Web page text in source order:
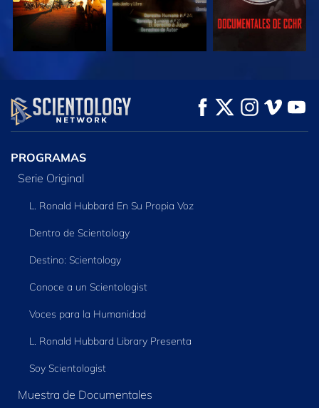
VE
EXPLORA LAS
SERIES
PROGRAMAS
Serie Original
L. Ronald Hubbard En Su Propia Voz
Dentro de Scientology
Destino: Scientology
Conoce a un Scientologist
Voces para la Humanidad
L. Ronald Hubbard Library Presenta
Soy Scientologist
Muestra de Documentales